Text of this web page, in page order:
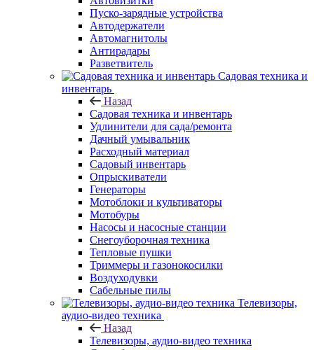
Пуско-зарядные устройства
Автодержатели
Автомагнитолы
Антирадары
Разветвитель
Садовая техника и
инвентарь
Назад
Садовая техника и инвентарь
Удлинители для сада/ремонта
Дачный умывальник
Расходный материал
Садовый инвентарь
Опрыскиватели
Генераторы
Мотоблоки и культиваторы
Мотобуры
Насосы и насосные станции
Снегоуборочная техника
Тепловые пушки
Триммеры и газонокосилки
Воздуходувки
Сабельные пилы
Телевизоры,
аудио-видео техника
Назад
Телевизоры, аудио-видео техника